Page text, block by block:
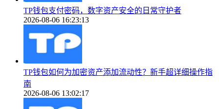
TP钱包支付密码，数字资产安全的日常守护者
2026-08-06 16:23:13
TP钱包如何为加密资产添加流动性？新手超详细操作指
南
2026-08-06 13:02:17